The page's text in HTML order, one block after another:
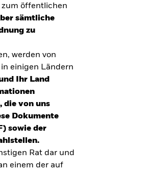
zum öffentlichen
sämtliche
zu
werden von
einigen Ländern
Ihr Land
die von uns
Dokumente
sowie der
Rat dar und
einem der auf